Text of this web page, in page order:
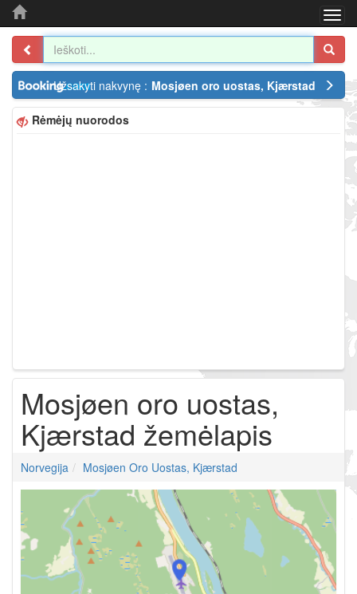
Užsakyti nakvynę : Mosjøen oro uostas, Kjærstad
Rėmėjų nuorodos
Mosjøen oro uostas,
Kjærstad žemėlapis
Norvegija Mosjøen Oro Uostas, Kjærstad